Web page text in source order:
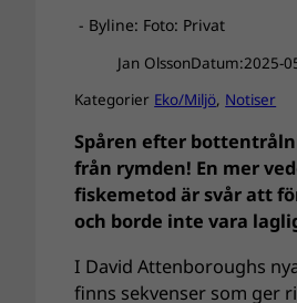
- Byline: Foto: Privat
Jan OlssonDatum:2025-
Kategorier Eko/Miljö, Notiser
Spåren efter
från rymden! En mer
fiskemetod är svår att
och borde inte vara
I David Attenboroughs
finns sekvenser som ger